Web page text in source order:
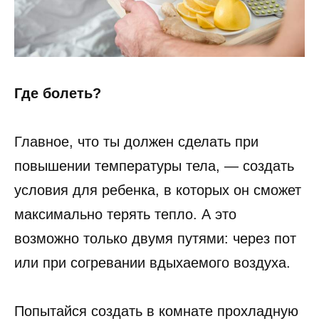
Где болеть?
Главное, что ты должен сделать при
повышении температуры тела, — создать
условия для ребенка, в которых он сможет
максимально терять тепло. А это
возможно только двумя путями: через пот
или при согревании вдыхаемого воздуха.
Попытайся создать в комнате прохладную